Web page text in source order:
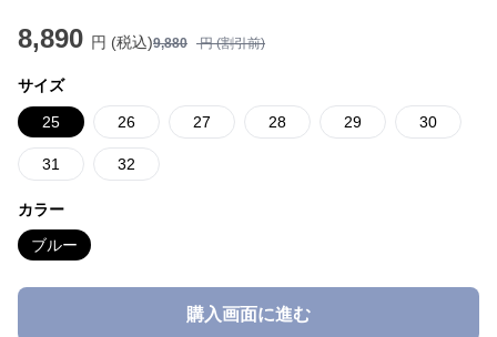
8,890 円 (税込)9,880 円 (割引前)
サイズ
25 26 27 28 29 30
31 32
カラー
ブルー
購入画面に進む